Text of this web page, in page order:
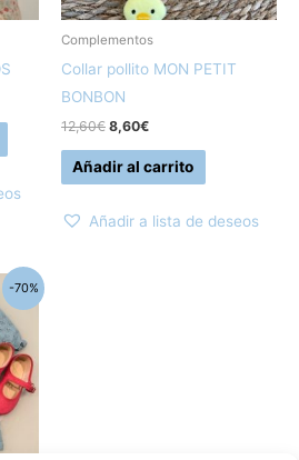
se
elegir
la
Complementos
Collar pollito MON PETIT
BONBON
12,60€ 8,60€
Añadir al carrito
Añadir a lista de deseos
-70%
Este
producto
tiene
múltiples
variantes.
opciones